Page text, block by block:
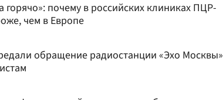
горячо»: почему в российских клиниках ПЦР-
чем в Европе
обращение радиостанции «Эхо Москвы»